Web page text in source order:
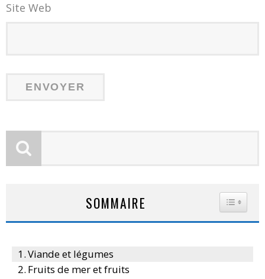
Site Web
SOMMAIRE
Viande et légumes
Fruits de mer et fruits